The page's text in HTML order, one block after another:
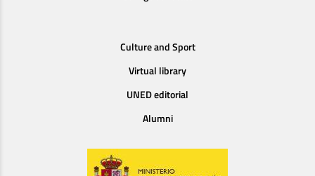
Culture and Sport
Virtual library
UNED editorial
Alumni